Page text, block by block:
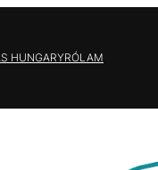
HUNGARYRÓLAM